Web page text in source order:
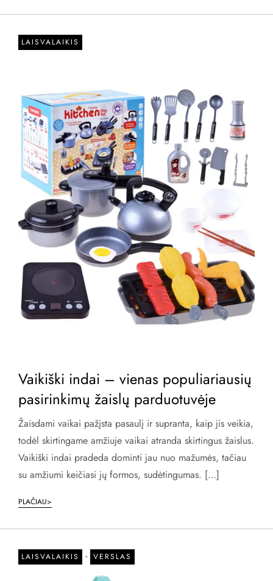
LAISVALAIKIS
Vaikiški indai – vienas populiariausių
pasirinkimų žaislų parduotuvėje
Žaisdami vaikai pažįsta pasaulį ir supranta, kaip jis veikia,
todėl skirtingame amžiuje vaikai atranda skirtingus žaislus.
Vaikiški indai pradeda dominti jau nuo mažumės, tačiau
su amžiumi keičiasi jų formos, sudėtingumas. […]
PLAČIAU>
LAISVALAIKIS - VERSLAS